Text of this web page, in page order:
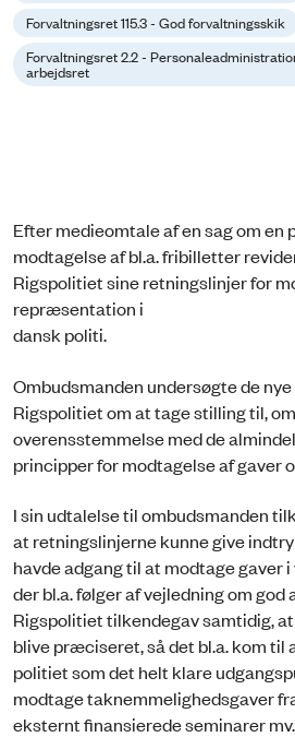
Forvaltningsret 115.3 - God forvaltningsskik
Forvaltningsret 2.2 -
arbejdsret
Efter medieomtale af en sag om
modtagelse af bl.a. fribilletter
Rigspolitiet sine retningslinjer for
repræsentation i
dansk politi.
Ombudsmanden undersøgte de
Rigspolitiet om at tage stilling til,
overensstemmelse med de
principper for modtagelse af gaver
I sin udtalelse til ombudsmanden
at retningslinjerne kunne give
havde adgang til at modtage gaver
der bl.a. følger af vejledning om
Rigspolitiet tilkendegav samtidig,
blive præciseret, så det bl.a. kom til
politiet som det helt klare
modtage taknemmelighedsgaver
eksternt finansierede seminarer mv.